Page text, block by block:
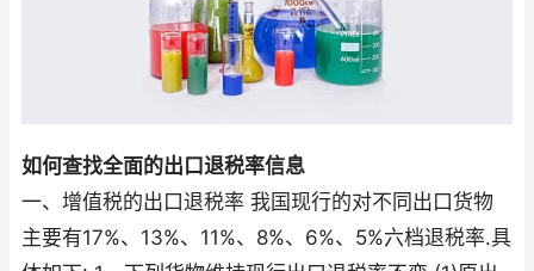
如何查找全面的出口退税率信息
一、增值税的出口退税率 我国现行的对不同出口货物
主要有17%、13%、11%、8%、6%、5%六档退税率.具